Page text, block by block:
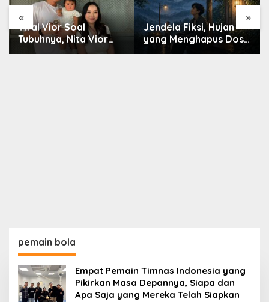
« »
Viral Vior Soal
Tubuhnya, Nita Vior
Akui Nikmati Peranya
Jendela Fiksi, Hujan
yang Menghapus Dosa
pemain bola
Empat Pemain Timnas Indonesia yang
Pikirkan Masa Depannya, Siapa dan
Apa Saja yang Mereka Telah Siapkan